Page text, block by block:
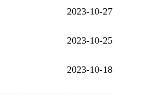
2023-10-27
2023-10-25
2023-10-18